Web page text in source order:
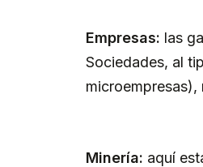
Empresas: las
Sociedades, al
Minería: aquí